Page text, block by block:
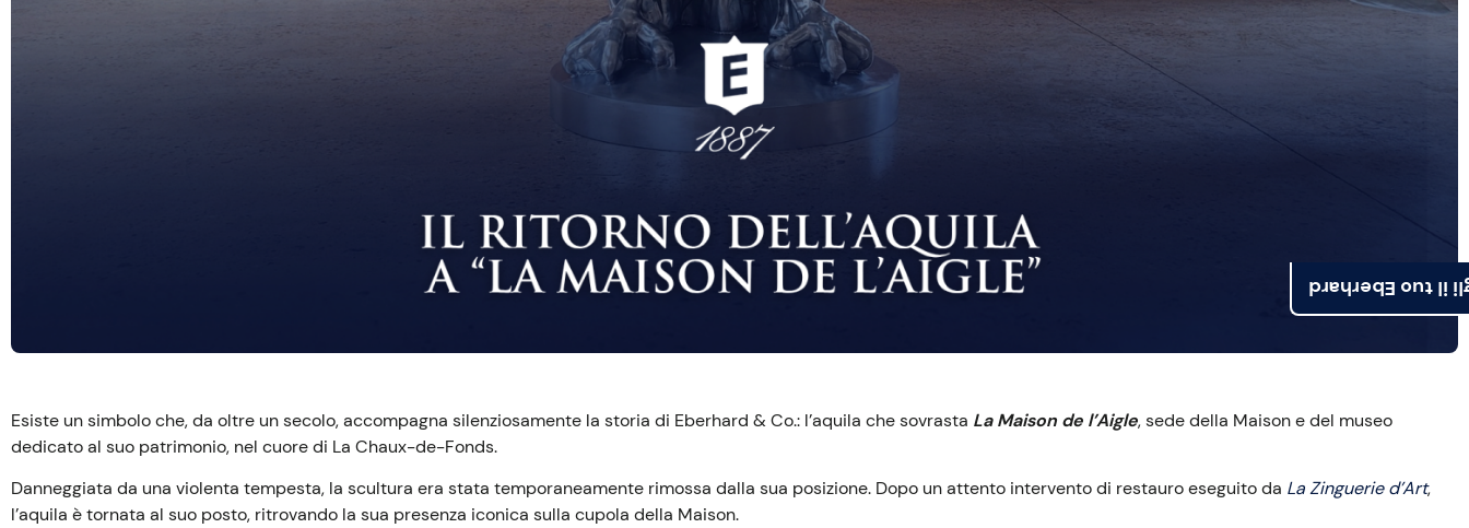
Scegli il tuo
Esiste un simbolo che, da oltre un secolo, accompagna silenziosamente la storia di Eberhard & Co.: l’aquila che sovrasta La Maison de l’Aigle, sede della Maison e del museo
dedicato al suo patrimonio, nel cuore di La Chaux-de-Fonds.
Danneggiata da una violenta tempesta, la scultura era stata temporaneamente rimossa dalla sua posizione. Dopo un attento intervento di restauro eseguito da La Zinguerie d’Art,
l’aquila è tornata al suo posto, ritrovando la sua presenza iconica sulla cupola della Maison.